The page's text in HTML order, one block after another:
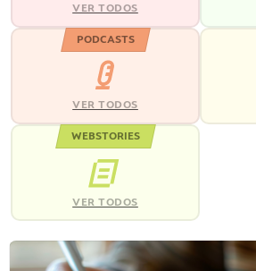
VER TODOS
PODCASTS
VER TODOS
WEBSTORIES
VER TODOS